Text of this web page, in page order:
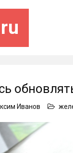
Иванов